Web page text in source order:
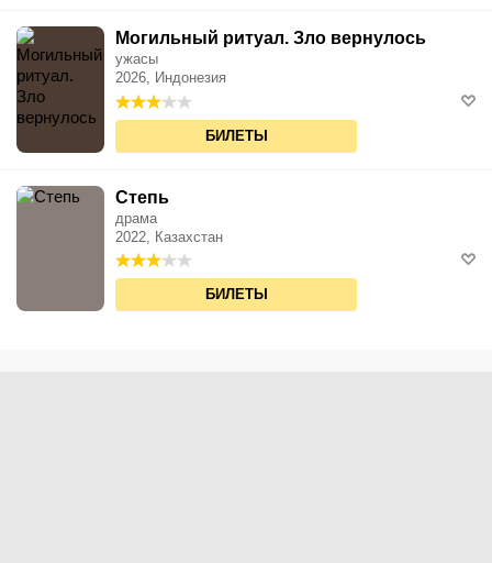
Могильный ритуал. Зло вернулось
ужасы
2026, Индонезия
БИЛЕТЫ
Степь
драма
2022, Казахстан
БИЛЕТЫ